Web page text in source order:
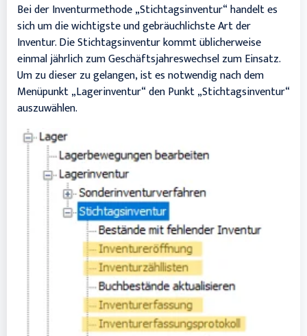
Bei der Inventurmethode„Stichtagsinventur“handelt es
sich um die wichtigste und gebräuchlichste Art der
Inventur. Die Stichtagsinventur kommt üblicherweise
einmal jährlich zum Geschäftsjahreswechsel zum Einsatz.
Um zu dieser zu gelangen, ist es notwendig nach dem
Menüpunkt „Lagerinventur“ den Punkt „Stichtagsinventur“
auszuwählen.